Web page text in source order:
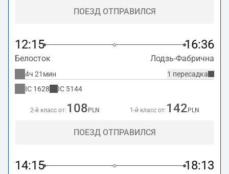
ПОЕЗД ОТПРАВИЛСЯ
12:15 16:36
Белосток Лодзь-Фабрична
1 пересадка
4ч 21мин
IC 1628 IC 5144
2-й класс от: 108 PLN 1-й класс от: 142 PLN
ПОЕЗД ОТПРАВИЛСЯ
14:15 18:13